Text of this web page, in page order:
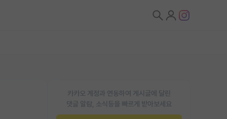
카카오 계정과 연동하여 게시글에 달린
댓글 알람, 소식등을 빠르게 받아보세요